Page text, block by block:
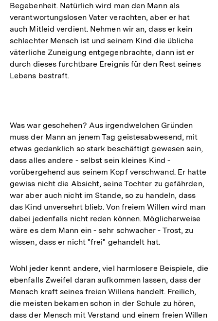
Begebenheit. Natürlich wird man den Mann als
verantwortungslosen Vater verachten, aber er hat
auch Mitleid verdient. Nehmen wir an, dass er kein
schlechter Mensch ist und seinem Kind die übliche
väterliche Zuneigung entgegenbrachte, dann ist er
durch dieses furchtbare Ereignis für den Rest seines
Lebens bestraft.
Was war geschehen? Aus irgendwelchen Gründen
muss der Mann an jenem Tag geistesabwesend, mit
etwas gedanklich so stark beschäftigt gewesen sein,
dass alles andere - selbst sein kleines Kind -
vorübergehend aus seinem Kopf verschwand. Er hatte
gewiss nicht die Absicht, seine Tochter zu gefährden,
war aber auch nicht im Stande, so zu handeln, dass
das Kind unversehrt blieb. Von freiem Willen wird man
dabei jedenfalls nicht reden können. Möglicherweise
wäre es dem Mann ein - sehr schwacher - Trost, zu
wissen, dass er nicht "frei" gehandelt hat.
Wohl jeder kennt andere, viel harmlosere Beispiele, die
ebenfalls Zweifel daran aufkommen lassen, dass der
Mensch kraft seines freien Willens handelt. Freilich,
die meisten bekamen schon in der Schule zu hören,
dass der Mensch mit Verstand und einem freien Willen